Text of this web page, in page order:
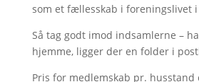
som et fællesskab i foreningslivet i
Så tag godt imod indsamlerne –
hjemme, ligger der en folder i
Pris for medlemskab pr. husstand